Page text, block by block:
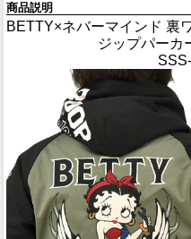
商品説明
BETTY×ネバーマインド 裏
ジップパー